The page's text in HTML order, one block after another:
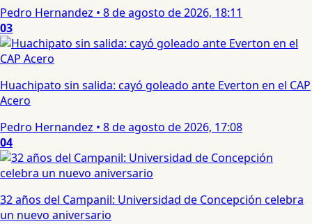
Pedro Hernandez • 8 de agosto de 2026, 18:11
03
Huachipato sin salida: cayó goleado ante Everton en el CAP
Acero
Pedro Hernandez • 8 de agosto de 2026, 17:08
04
32 años del Campanil: Universidad de Concepción celebra
un nuevo aniversario